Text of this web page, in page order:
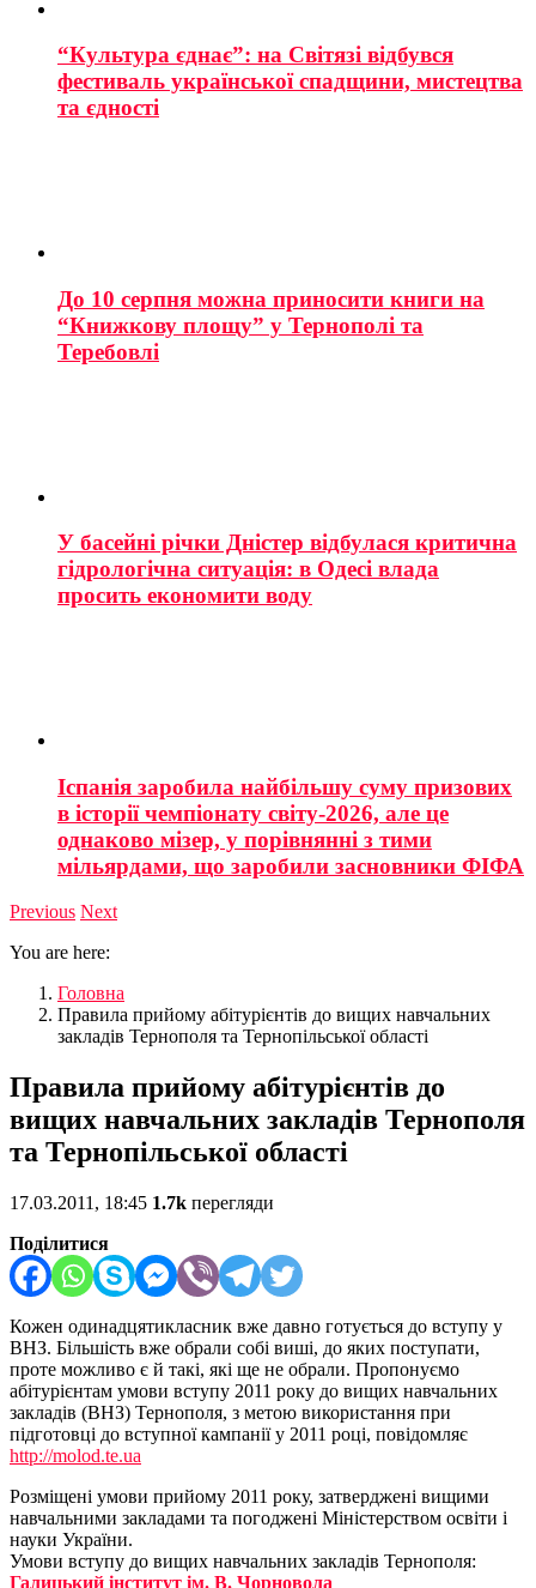
“Культура єднає”: на Світязі відбувся
фестиваль української спадщини, мистецтва
та єдності
До 10 серпня можна приносити книги на
“Книжкову площу” у Тернополі та
Теребовлі
У басейні річки Дністер відбулася критична
гідрологічна ситуація: в Одесі влада
просить економити воду
Іспанія заробила найбільшу суму призових
в історії чемпіонату світу-2026, але це
однаково мізер, у порівнянні з тими
мільярдами, що заробили засновники ФІФА
Previous Next
You are here:
Головна
Правила прийому абітурієнтів до вищих навчальних
закладів Тернополя та Тернопільської області
Правила прийому абітурієнтів до
вищих навчальних закладів Тернополя
та Тернопільської області
17.03.2011, 18:45 1.7k перегляди
Поділитися
Кожен одинадцятикласник вже давно готується до вступу у
ВНЗ. Більшість вже обрали собі виші, до яких поступати,
проте можливо є й такі, які ще не обрали. Пропонуємо
абітурієнтам умови вступу 2011 року до вищих навчальних
закладів (ВНЗ) Тернополя, з метою використання при
підготовці до вступної кампанії у 2011 році, повідомляє
http://molod.te.ua
Розміщені умови прийому 2011 року, затверджені вищими
навчальними закладами та погоджені Міністерством освіти і
науки України.
Умови вступу до вищих навчальних закладів Тернополя:
Галицький інститут ім. В. Чорновола